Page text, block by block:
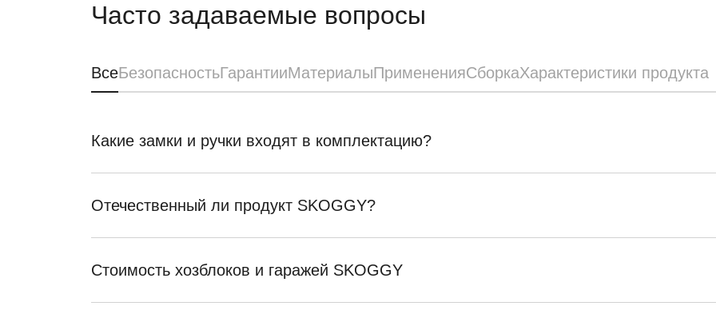
Часто задаваемые вопросы
ВсеБезопасностьГарантииМатериалыПримененияСборкаХарактеристики продукта
Какие замки и ручки входят в комплектацию?
Отечественный ли продукт SKOGGY?
Стоимость хозблоков и гаражей SKOGGY